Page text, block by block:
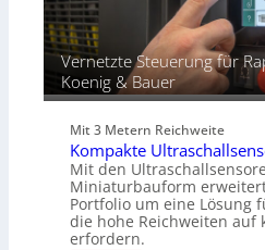
d
i
P
r
o
d
u
k
Vernetzte Steuerung für
Koenig & Bauer
Mit 3 Metern Reichweite
Kompakte
Mit den
Miniaturbauform
Portfolio um eine Lösung
die hohe Reichweiten auf
erfordern.